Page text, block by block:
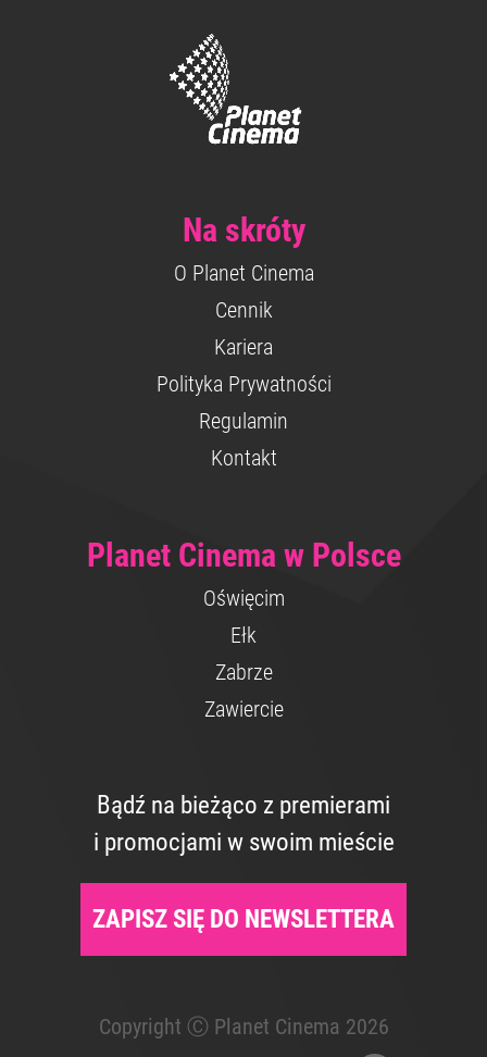
Na skróty
O Planet Cinema
Cennik
Kariera
Polityka Prywatności
Regulamin
Kontakt
Planet Cinema w Polsce
Oświęcim
Ełk
Zabrze
Zawiercie
Bądź na bieżąco z premierami
i promocjami w swoim mieście
ZAPISZ SIĘ DO NEWSLETTERA
Copyright Ⓒ Planet Cinema 2026